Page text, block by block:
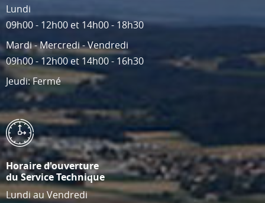
Lundi
09h00 - 12h00 et 14h00 - 18h30
Mardi - Mercredi - Vendredi
09h00 - 12h00 et 14h00 - 16h30
Jeudi: Fermé
Horaire d'ouverture
du Service Technique
Lundi au Vendredi